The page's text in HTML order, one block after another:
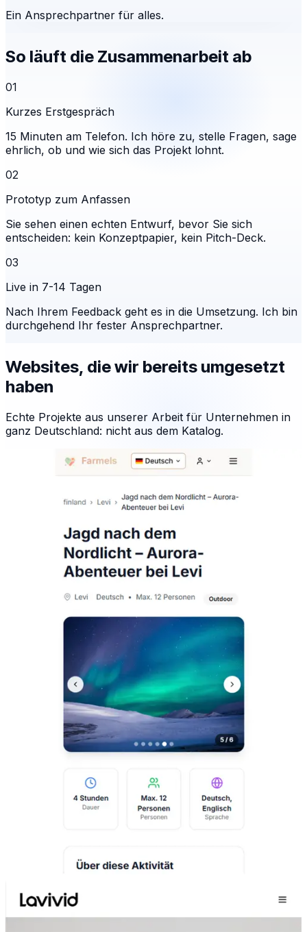
Ein Ansprechpartner für alles.
So läuft die Zusammenarbeit ab
01
Kurzes Erstgespräch
15 Minuten am Telefon. Ich höre zu, stelle Fragen, sage
ehrlich, ob und wie sich das Projekt lohnt.
02
Prototyp zum Anfassen
Sie sehen einen echten Entwurf, bevor Sie sich
entscheiden: kein Konzeptpapier, kein Pitch-Deck.
03
Live in 7-14 Tagen
Nach Ihrem Feedback geht es in die Umsetzung. Ich bin
durchgehend Ihr fester Ansprechpartner.
Websites, die wir bereits umgesetzt
haben
Echte Projekte aus unserer Arbeit für Unternehmen in
ganz Deutschland: nicht aus dem Katalog.